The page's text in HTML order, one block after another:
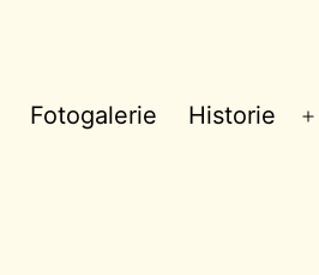
Fotogalerie Historie